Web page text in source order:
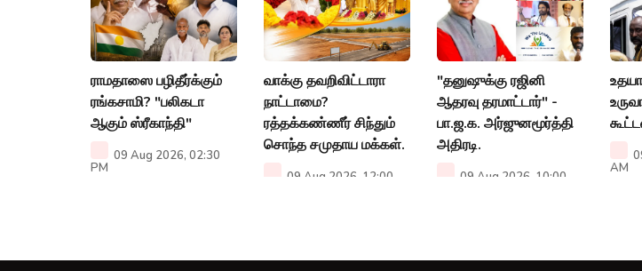
ராமதாஸை பழிதீர்க்கும்
ரங்கசாமி? "பலிகடா
ஆகும் ஸ்ரீகாந்தி"
09 Aug 2026, 02:30
PM
வாக்கு தவறிவிட்டாரா
நாட்டாமை?
ரத்தக்கண்ணீர் சிந்தும்
சொந்த சமுதாய மக்கள்.
09 Aug 2026, 12:00
"தனுஷுக்கு ரஜினி
ஆதரவு தரமாட்டார்" -
பா.ஜ.க. அர்ஜுனமூர்த்தி
அதிரடி.
09 Aug 2026, 10:00
AM